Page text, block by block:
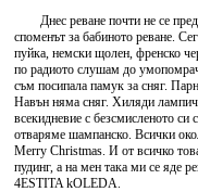
Днес реване почти не се
споменът за бабиното реване.
пуйка, немски щолен, френско
по радиото слушам до
съм посипала памук за сняг.
Навън няма сняг. Хиляди
всекидневие с безсмисленото си
отваряме шампанско. Всички
Мerry Christmas. И от всичко
пудинг, а на мен така ми се яде
4ESTITA kOLEDA.